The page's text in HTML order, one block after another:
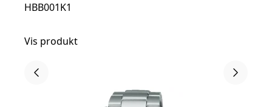
HBB001K1
Vis produkt